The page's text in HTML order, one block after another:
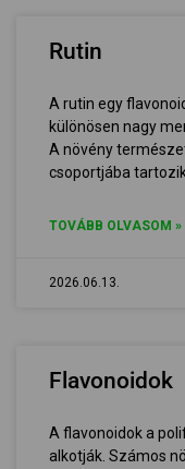
Rutin
A rutin egy
különösen nagy
A növény
csoportjába
TOVÁBB OLVASOM »
2026.06.13.
Flavonoidok
A flavonoidok a
alkotják. Számos